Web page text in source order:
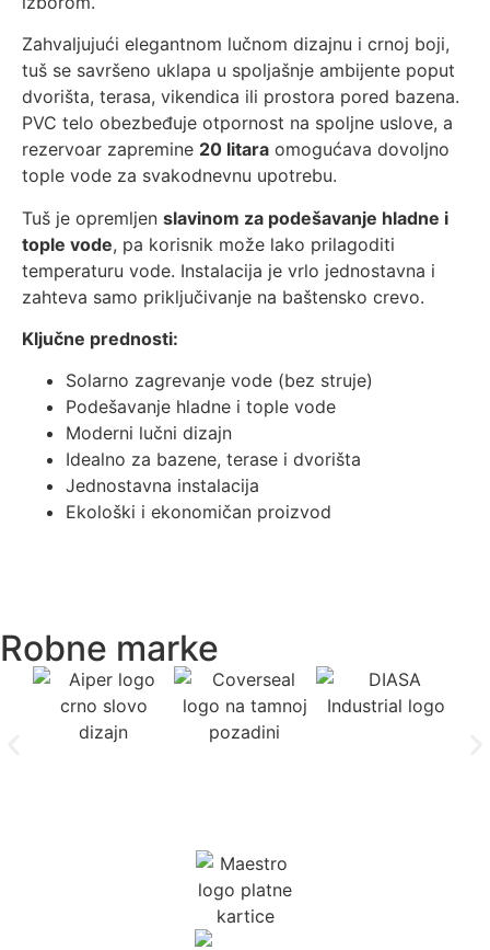
Zahvaljujući elegantnom lučnom dizajnu i crnoj boji,
tuš se savršeno uklapa u spoljašnje ambijente poput
dvorišta, terasa, vikendica ili prostora pored bazena.
PVC telo obezbeđuje otpornost na spoljne uslove, a
rezervoar zapremine 20 litara omogućava dovoljno
tople vode za svakodnevnu upotrebu.
Tuš je opremljen slavinom za podešavanje hladne i
tople vode, pa korisnik može lako prilagoditi
temperaturu vode. Instalacija je vrlo jednostavna i
zahteva samo priključivanje na baštensko crevo.
Ključne prednosti:
Solarno zagrevanje vode (bez struje)
Podešavanje hladne i tople vode
Moderni lučni dizajn
Idealno za bazene, terase i dvorišta
Jednostavna instalacija
Ekološki i ekonomičan proizvod
Robne marke